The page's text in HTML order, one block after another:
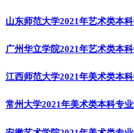
山东师范大学2021年艺术类本
广州华立学院2021年艺术类本
江西师范大学2021年美术类本
常州大学2021年美术类本科专